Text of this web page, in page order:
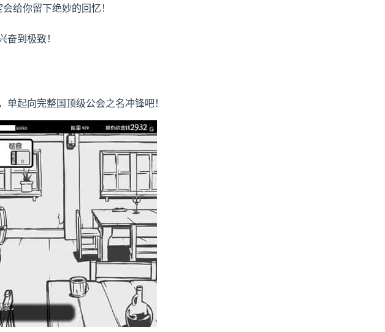
给你留下绝妙的回忆！
到极致！
起向完整国顶级公会之名冲锋吧！